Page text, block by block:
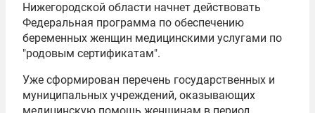
Нижегородской области начнет действовать
Федеральная программа по обеспечению
беременных женщин медицинскими услугами по
"родовым сертификатам".
Уже сформирован перечень государственных и
муниципальных учреждений, оказывающих